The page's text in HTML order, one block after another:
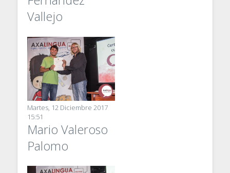
Vallejo
Martes, 12 Diciembre 2017
15:51
Mario Valeroso
Palomo